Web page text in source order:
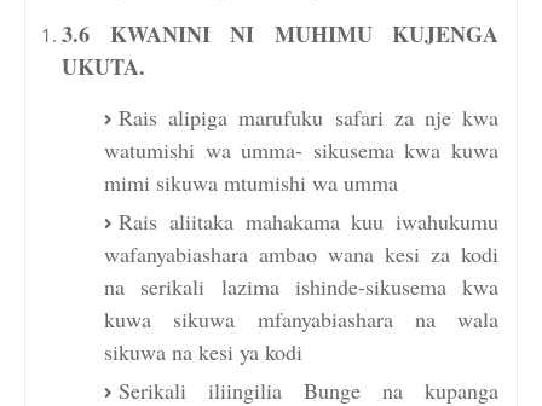
3.6 KWANINI NI MUHIMU KUJENGA
UKUTA.
Rais alipiga marufuku safari za nje kwa
watumishi wa umma- sikusema kwa kuwa
mimi sikuwa mtumishi wa umma
Rais aliitaka mahakama kuu iwahukumu
wafanyabiashara ambao wana kesi za kodi
na serikali lazima ishinde-sikusema kwa
kuwa sikuwa mfanyabiashara na wala
sikuwa na kesi ya kodi
Serikali iliingilia Bunge na kupanga